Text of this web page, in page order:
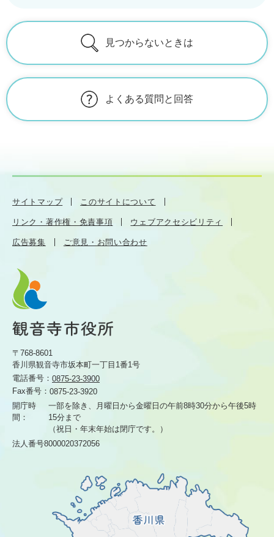
見つからないときは
よくある質問と回答
サイトマップ このサイトについて
リンク・著作権・免責事項 ウェブアクセシビリティ
広告募集 ご意見・お問い合わせ
〒768-8601
香川県観音寺市坂本町一丁目1番1号
電話番号： 0875-23-3900
Fax番号： 0875-23-3920
開庁時
間：
一部を除き、月曜日から金曜日の午前8時30分から午後5時
15分まで
（祝日・年末年始は閉庁です。）
法人番号8000020372056